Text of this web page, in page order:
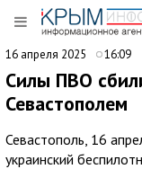
16 апреля 2025 16:09
Силы ПВО
Севастополем
Севастополь, 16
украинский